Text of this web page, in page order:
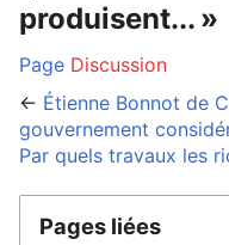
produisent... »
Page Discussion
← Étienne Bonnot de
gouvernement
Par quels travaux les
Pages liées